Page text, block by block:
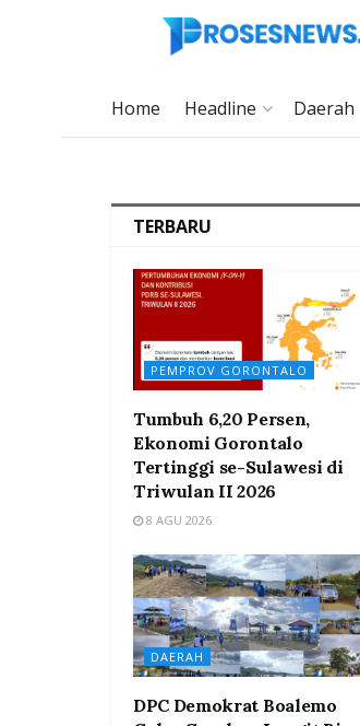
Home Headline Daerah
TERBARU
PEMPROV GORONTALO
Tumbuh 6,20 Persen,
Ekonomi Gorontalo
Tertinggi se-Sulawesi di
Triwulan II 2026
8 AGU 2026
DAERAH
DPC Demokrat Boalemo